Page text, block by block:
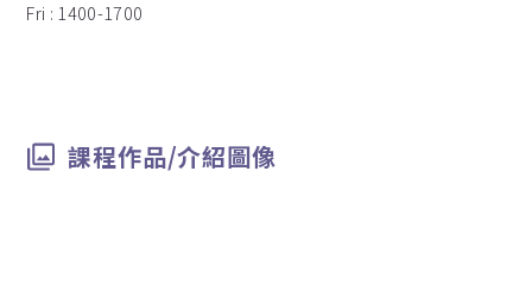
Fri : 1400-1700
課程作品/介紹圖像